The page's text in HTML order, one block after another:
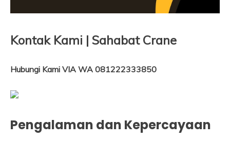
Kontak Kami | Sahabat Crane
Hubungi Kami VIA WA 081222333850
Pengalaman dan Kepercayaan